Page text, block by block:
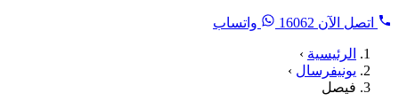
اتصل الآن 16062 واتساب
الرئيسية ›
يونيفرسال ›
فيصل